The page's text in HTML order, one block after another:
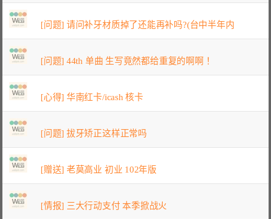
[问题] 请问补牙材质掉了还能再补吗?(台中半年内
[问题] 44th 单曲 生写竟然都给重复的啊啊！
[心得] 华南红卡/icash 核卡
[问题] 拔牙矫正这样正常吗
[赠送] 老莫高业 初业 102年版
[情报] 三大行动支付 本季掀战火